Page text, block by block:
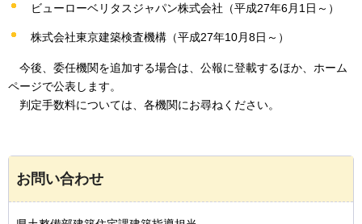
ビューローベリタスジャパン株式会社（平成27年6月1日～）
株式会社東京建築検査機構（平成27年10月8日～）
今後、 委任機関を追加する場合は、公報に登載するほか、ホーム
ページで公表します。
判定手数料については、各機関にお尋ねください。
お問い合わせ